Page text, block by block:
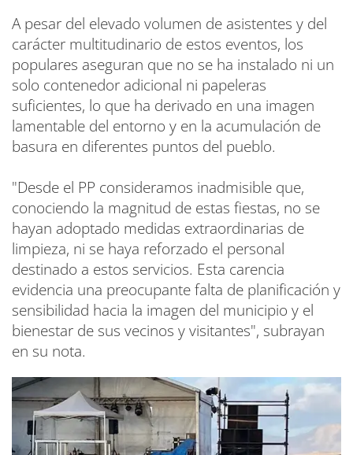
A pesar del elevado volumen de asistentes y del
carácter multitudinario de estos eventos, los
populares aseguran que no se ha instalado ni un
solo contenedor adicional ni papeleras
suficientes, lo que ha derivado en una imagen
lamentable del entorno y en la acumulación de
basura en diferentes puntos del pueblo.
"Desde el PP consideramos inadmisible que,
conociendo la magnitud de estas fiestas, no se
hayan adoptado medidas extraordinarias de
limpieza, ni se haya reforzado el personal
destinado a estos servicios. Esta carencia
evidencia una preocupante falta de planificación y
sensibilidad hacia la imagen del municipio y el
bienestar de sus vecinos y visitantes", subrayan
en su nota.